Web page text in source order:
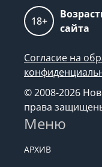
18+
сайта
Согласие на
© 2008-2026
права
Меню
АРХИВ